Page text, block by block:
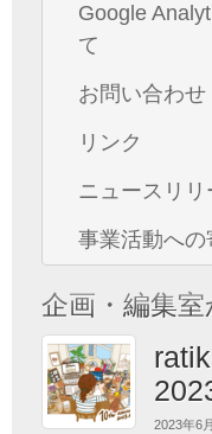
Google
て
お問い合わせ
リンク
ニュースリリ
事業活動へ
企画・編集室
2023年6